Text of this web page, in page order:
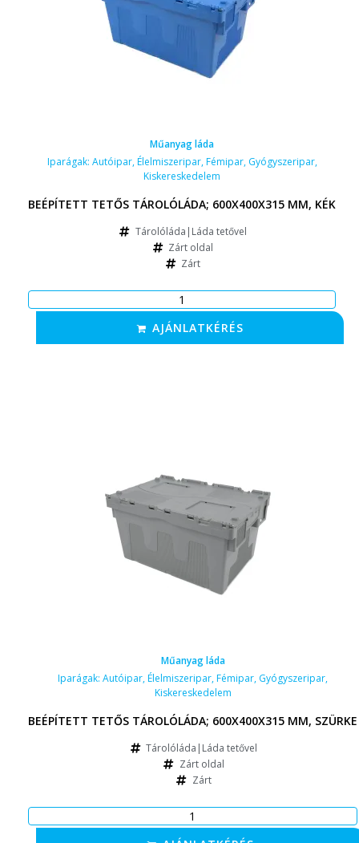
Műanyag láda
Iparágak: Autóipar,Élelmiszeripar,Fémipar, Gyógyszeripar,
Kiskereskedelem
BEÉPÍTETT TETŐS TÁROLÓLÁDA; 600X400X315 MM, KÉK
Tárolóláda|Láda tetővel
Zárt oldal
Zárt
AJÁNLATKÉRÉS
Műanyag láda
Iparágak: Autóipar,Élelmiszeripar,Fémipar, Gyógyszeripar,
Kiskereskedelem
BEÉPÍTETT TETŐS TÁROLÓLÁDA; 600X400X315 MM, SZÜRKE
Tárolóláda|Láda tetővel
Zárt oldal
Zárt